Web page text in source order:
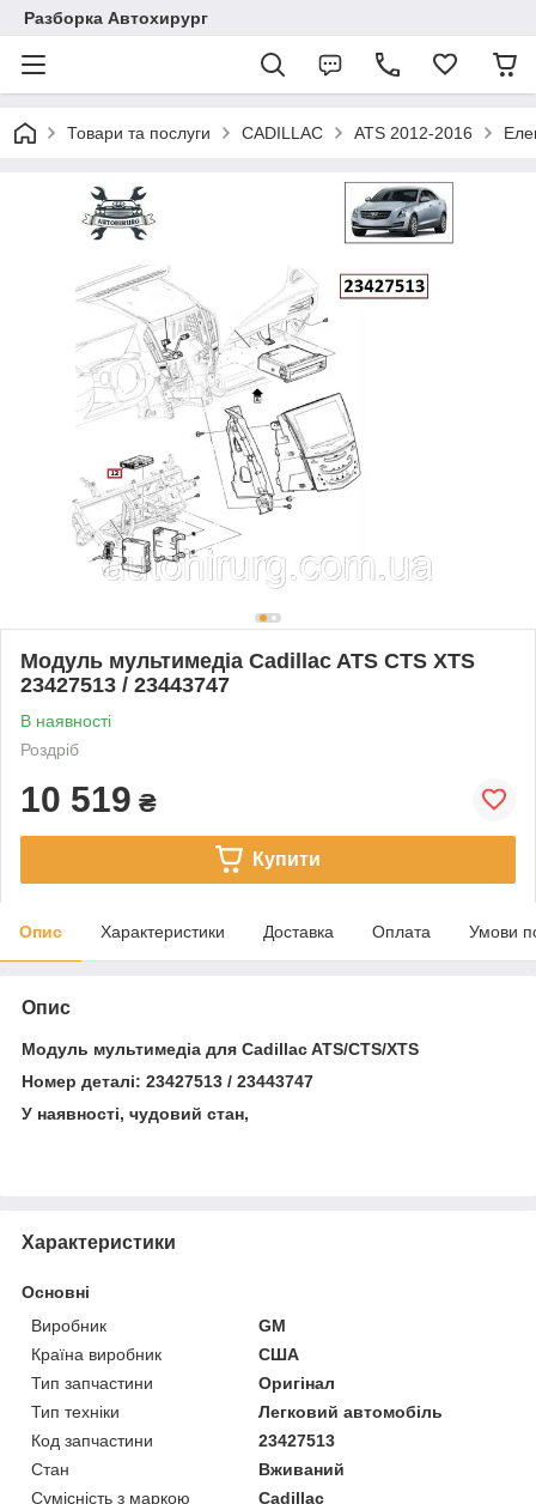
Разборка Автохирург
Товари та послуги CADILLAC ATS 2012-2016
Модуль мультимедіа Cadillac ATS CTS XTS
23427513 / 23443747
В наявності
Роздріб
10 519 ₴
Купити
Опис Характеристики Доставка Оплата Умови
Опис
Модуль мультимедіа для Cadillac ATS/CTS/XTS
Номер деталі: 23427513 / 23443747
У наявності, чудовий стан,
Характеристики
Основні
Виробник
GM
Країна виробник
США
Тип запчастини
Оригінал
Тип техніки
Легковий автомобіль
Код запчастини
23427513
Стан
Вживаний
Сумісність з маркою
Cadillac